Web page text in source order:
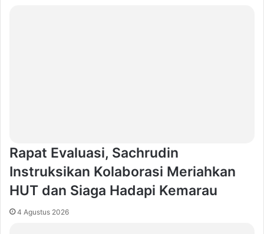
Rapat Evaluasi, Sachrudin
Instruksikan Kolaborasi Meriahkan
HUT dan Siaga Hadapi Kemarau
4 Agustus 2026